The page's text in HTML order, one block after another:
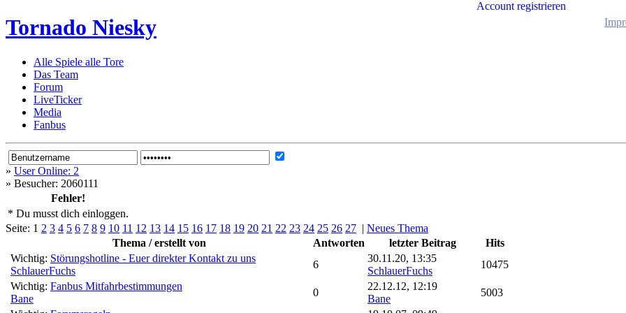
Tornado Niesky
Alle Spiele alle Tore
Das Team
Forum
LiveTicker
Media
Fanbus
Account registrieren
» User Online: 2
» Besucher: 2060111
Fehler!
* Du musst dich einloggen.
Seite: 1 2 3 4 5 6 7 8 9 10 11 12 13 14 15 16 17 18 19 20 21 22 23 24 25 26 27 | Neues Thema
Thema / erstellt von
Antworten letzter Beitrag
Hits
Wichtig: Störungshotline - Euer direkter Kontakt zu uns
SchlauerFuchs
6
30.11.20, 13:35
SchlauerFuchs
10475
Wichtig: Fanbus Mitfahrbestimmungen
Bane
0
22.12.12, 12:19
Bane
5003